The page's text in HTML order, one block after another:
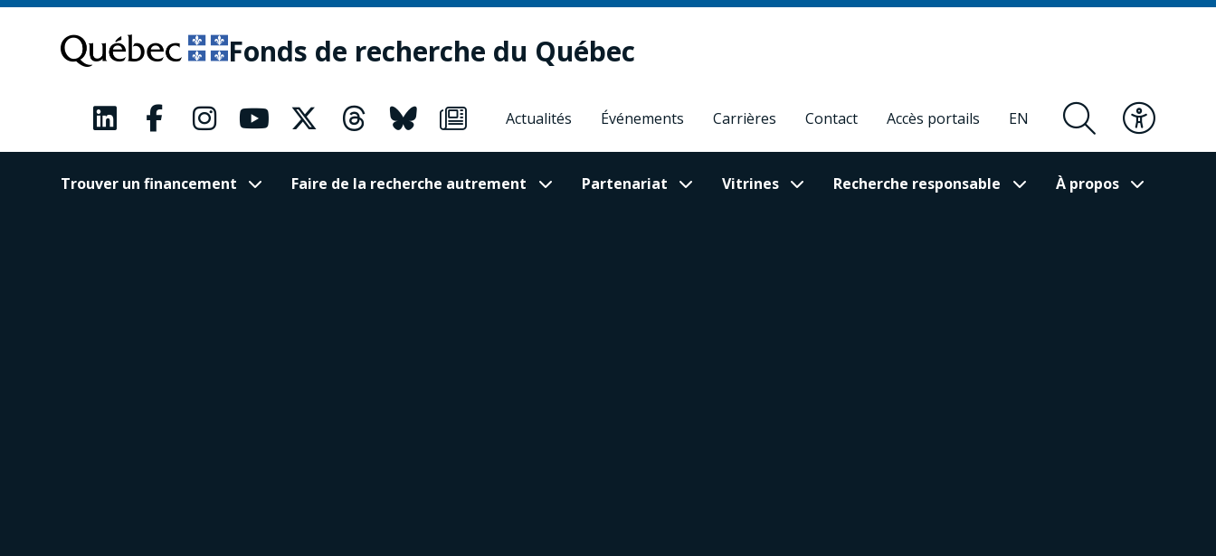
contenu
Fonds de recherche du Québec
Actualités Événements Carrières Contact Accès portails EN
Trouver un financement Faire de la recherche autrement Partenariat Vitrines Recherche responsable À propos